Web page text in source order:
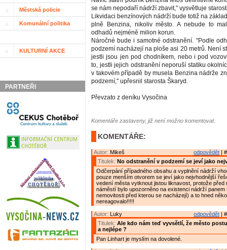
Městská policie
Komunální politika
KULTURNÍ AKCE
PARTNEŘI
se nám nepodaří nádrží zbavit," vysvětluje
Likvidaci benzínových nádrží bude totiž na
plně Benzina, nikoliv město. A nebude to
odhadů nejméně milion korun.
Náročné bude i samotné odstranění. "Podle
podzemí nacházejí na ploše asi 20 metrů. Není
jestli jsou jen pod chodníkem, nebo i pod
to, jestli jejich odstranění neporuší statiku
v takovém případě by musela Benzina nádrže
podzemí," upřesnil starosta Škaryd.
Převzato z deníku Vysočina
Komentáře zastaveny, již není možno komentovat.
KOMENTÁŘE:
odpovědět |
Autor: Mikeš
Titulek: No odstranění v podzemí se jeví jako
Odčerpání případného obsahu a vyplnění nádrží
pouze menším otvorem se jeví jako nejvhodnější
vedení města vytknout jistou liknavost, protože před
náměstí bylo upozorněno na existenci nádrží panem
nemovitosti před kterou se nacházejí) a to hned
nereagovalo!!!!!
odpovědět |
Autor: Luky
Titulek: Ale kdo nám teď vyvsětlí, že město
a nejlépe ?
Pan Linhart je myslím na dovolené.